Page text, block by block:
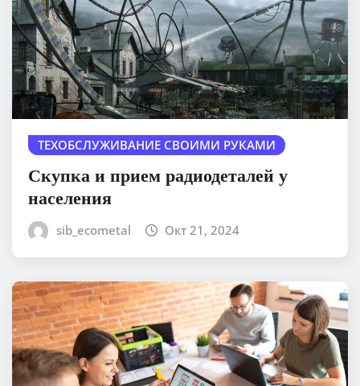
ТЕХОБСЛУЖИВАНИЕ СВОИМИ РУКАМИ
Скупка и прием радиодеталей у
населения
sib_ecometal Окт 21, 2024